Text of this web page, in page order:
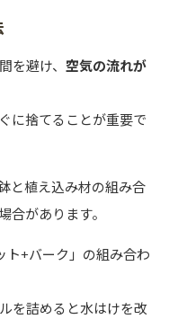
を避け、 空気の流れが
に捨てることが重要で
と植え込み材の組み合
合があります。
ト+バーク」の組み合わ
を詰めると水はけを改